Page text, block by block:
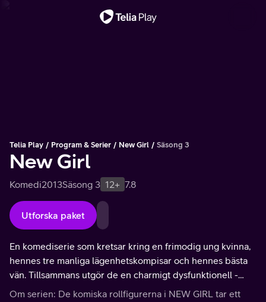
Telia Play Program & Serier New Girl Säsong 3
New Girl
Komedi2013Säsong 3 12+ 7.8
Utforska paket
En komediserie som kretsar kring en frimodig ung kvinna,
hennes tre manliga lägenhetskompisar och hennes bästa
vän. Tillsammans utgör de en charmigt dysfunktionell -
eller underligt funktionell - familj.
Om serien: De komiska rollfigurerna i NEW GIRL tar ett